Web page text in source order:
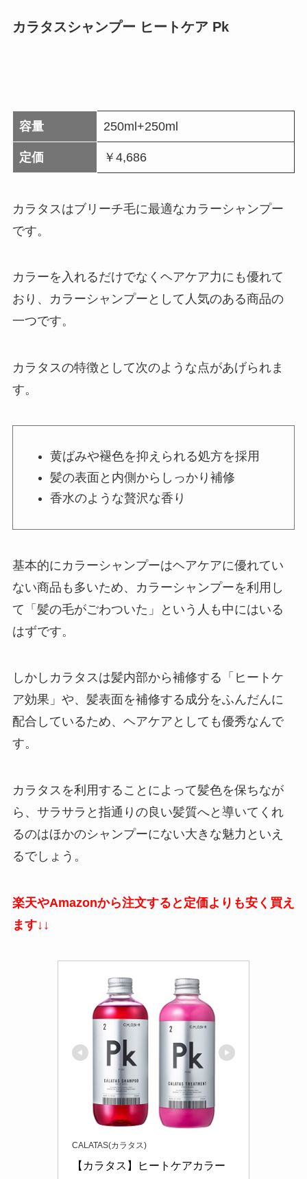
カラタスシャンプー ヒートケア Pk
容量 250ml+250ml
定価 ￥4,686
カラタスはブリーチ毛に最適なカラーシャンプー
です。
カラーを入れるだけでなくヘアケア力にも優れて
おり、カラーシャンプーとして人気のある商品の
一つです。
カラタスの特徴として次のような点があげられま
す。
黄ばみや褪色を抑えられる処方を採用
髪の表面と内側からしっかり補修
香水のような贅沢な香り
基本的にカラーシャンプーはヘアケアに優れてい
ない商品も多いため、カラーシャンプーを利用し
て「髪の毛がごわついた」という人も中にはいる
はずです。
しかしカラタスは髪内部から補修する「ヒートケ
ア効果」や、髪表面を補修する成分をふんだんに
配合しているため、ヘアケアとしても優秀なんで
す。
カラタスを利用することによって髪色を保ちなが
ら、サラサラと指通りの良い髪質へと導いてくれ
るのはほかのシャンプーにない大きな魅力といえ
るでしょう。
楽天やAmazonから注文すると定価よりも安く買え
ます↓↓
CALATAS(カラタス)
【カラタス】ヒートケアカラー